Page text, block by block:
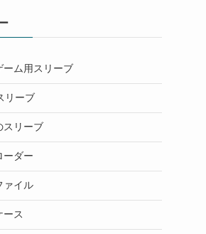
ーム用スリーブ
リーブ
スリーブ
ーダー
ァイル
ース